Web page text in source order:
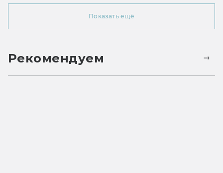
Показать ещё
Рекомендуем